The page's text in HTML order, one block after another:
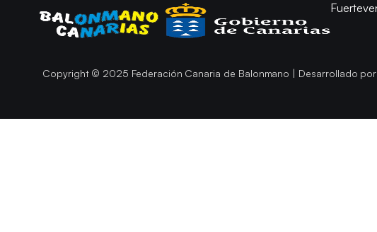
Copyright © 2025 Federación Canaria de Balonmano | Desarrollado